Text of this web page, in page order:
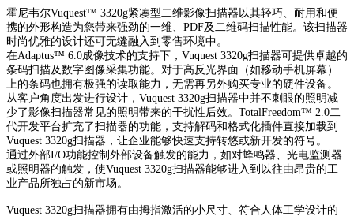
霍尼韦尔Vuquest™ 3320g紧凑型二维影像扫描器以其轻巧、 耐用和便
携的外形构造为您带来强劲的一维、PDF及二维码扫描性能。该扫描器
时尚优雅的设计还可无缝融入到零售环境中。
在Adaptus™ 6.0成像技术的支持下，Vuquest 3320g扫描器可提供卓越的
条码扫描及数字图像采集功能。对于高反光界面 （如移动手机屏幕）
上的条码也拥有极强的读取能力，无需再另外购买专业的硬件设备。
从客户角度出发进行设计，Vuquest 3320g扫描器中并不刺 眼的照明减
少了影像扫描器常见的照明带来的干扰性后效。 TotalFreedom™ 2.0二
代开发平台扩充了扫描器的功能，支持解码和格式化插件直接加载到
Vuquest 3320g扫描器，让企业能够快速支持转悠或新开发的符号。
通过外部I/O功能控制外部设备触发的能力，如对蜂鸣器、光电监测器
或照明器的触发，使Vuquest 3320g扫描器能够进入到以往由昂贵的工
业产品所独占的新市场。
Vuquest 3320g扫描器拥有由拇指激活的小尺寸、符合人体工学设计的